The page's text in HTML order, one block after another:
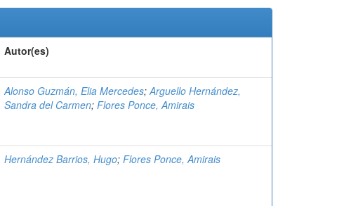
Autor(es)
Alonso Guzmán, Elia Mercedes;Arguello Hernández,
Sandra del Carmen; Flores Ponce, Amirais
Hernández Barrios, Hugo; Flores Ponce, Amirais